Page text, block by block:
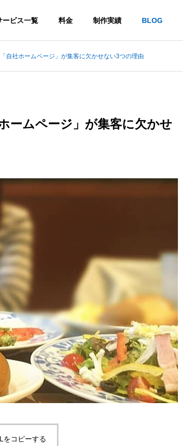
ービス一覧 料金 制作実績 BLOG
とは？メリ
者向けに
GoogleのAI「Bard（バー
ド）」とは？日本語版公開
自社ホームページ」が集客に欠かせない3つの理由
ームページ」が集客に欠かせ
をコピーする